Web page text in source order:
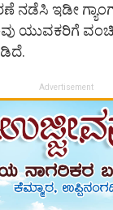
ಇಡೀ ಗ್ಯಾಂಗ್
ಯುವಕರಿಗೆ
Advertisement